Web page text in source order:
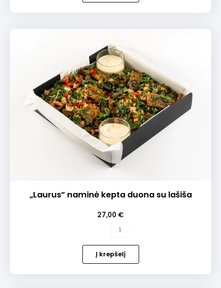
kepta
duona
„Laurus” naminė kepta duona su lašiša
27,00 €
produkto
„Laurus”
naminė
kepta
duona
Į krepšelį